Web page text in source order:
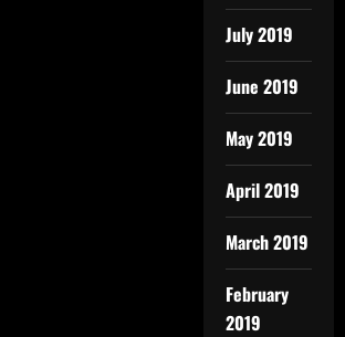
July 2019
June 2019
May 2019
April 2019
March 2019
February
2019